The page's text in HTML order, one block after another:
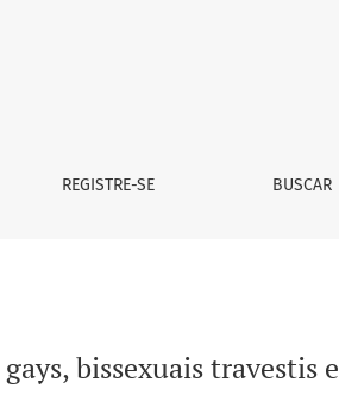
REGISTRE-SE BUSCAR
bissexuais travestis e